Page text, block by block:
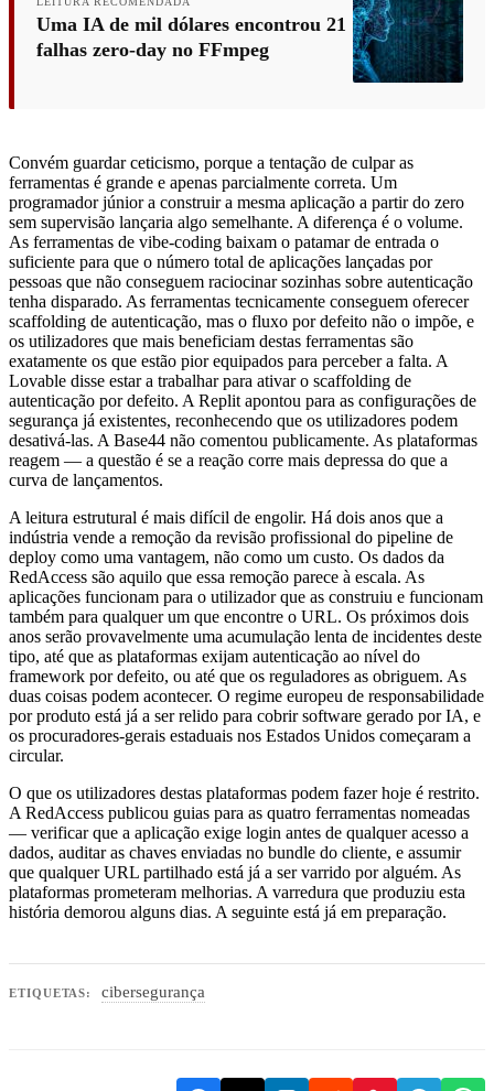
Uma IA de mil dólares encontrou 21
falhas zero-day no FFmpeg
Convém guardar ceticismo, porque a tentação de culpar as
ferramentas é grande e apenas parcialmente correta. Um
programador júnior a construir a mesma aplicação a partir do zero
sem supervisão lançaria algo semelhante. A diferença é o volume.
As ferramentas de vibe-coding baixam o patamar de entrada o
suficiente para que o número total de aplicações lançadas por
pessoas que não conseguem raciocinar sozinhas sobre autenticação
tenha disparado. As ferramentas tecnicamente conseguem oferecer
scaffolding de autenticação, mas o fluxo por defeito não o impõe, e
os utilizadores que mais beneficiam destas ferramentas são
exatamente os que estão pior equipados para perceber a falta. A
Lovable disse estar a trabalhar para ativar o scaffolding de
autenticação por defeito. A Replit apontou para as configurações de
segurança já existentes, reconhecendo que os utilizadores podem
desativá-las. A Base44 não comentou publicamente. As plataformas
reagem — a questão é se a reação corre mais depressa do que a
curva de lançamentos.
A leitura estrutural é mais difícil de engolir. Há dois anos que a
indústria vende a remoção da revisão profissional do pipeline de
deploy como uma vantagem, não como um custo. Os dados da
RedAccess são aquilo que essa remoção parece à escala. As
aplicações funcionam para o utilizador que as construiu e funcionam
também para qualquer um que encontre o URL. Os próximos dois
anos serão provavelmente uma acumulação lenta de incidentes deste
tipo, até que as plataformas exijam autenticação ao nível do
framework por defeito, ou até que os reguladores as obriguem. As
duas coisas podem acontecer. O regime europeu de responsabilidade
por produto está já a ser relido para cobrir software gerado por IA, e
os procuradores-gerais estaduais nos Estados Unidos começaram a
circular.
O que os utilizadores destas plataformas podem fazer hoje é restrito.
A RedAccess publicou guias para as quatro ferramentas nomeadas
— verificar que a aplicação exige login antes de qualquer acesso a
dados, auditar as chaves enviadas no bundle do cliente, e assumir
que qualquer URL partilhado está já a ser varrido por alguém. As
plataformas prometeram melhorias. A varredura que produziu esta
história demorou alguns dias. A seguinte está já em preparação.
ETIQUETAS: cibersegurança